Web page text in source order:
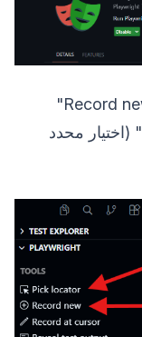
ثبّته من المتجر، وسترى أوامر "Record new test"
(تسجيل اختبار جديد) و "Pick locator" (اختيار محدد